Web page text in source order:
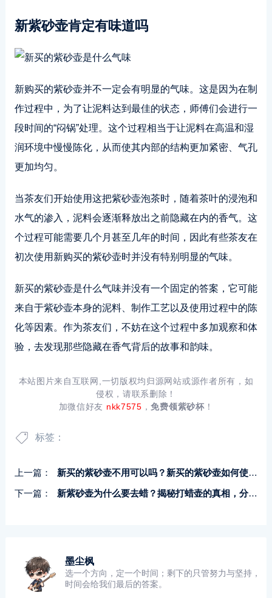
新紫砂壶肯定有味道吗
新购买的紫砂壶并不一定会有明显的气味。这是因为在制
作过程中，为了让泥料达到最佳的状态，师傅们会进行一
段时间的“闷锅”处理。这个过程相当于让泥料在高温和湿
润环境中慢慢陈化，从而使其内部的结构更加紧密、气孔
更加均匀。
当茶友们开始使用这把紫砂壶泡茶时，随着茶叶的浸泡和
水气的渗入，泥料会逐渐释放出之前隐藏在内的香气。这
个过程可能需要几个月甚至几年的时间，因此有些茶友在
初次使用新购买的紫砂壶时并没有特别明显的气味。
新买的紫砂壶是什么气味并没有一个固定的答案，它可能
来自于紫砂壶本身的泥料、制作工艺以及使用过程中的陈
化等因素。作为茶友们，不妨在这个过程中多加观察和体
验，去发现那些隐藏在香气背后的故事和韵味。
本站图片来自互联网,一切版权均归源网站或源作者所有，如
侵权，请联系删除！
加微信好友 nkk7575 ，免费领紫砂杯！
标签：
上一篇：
新买的紫砂壶不用可以吗？新买的紫砂壶如何使用？
下一篇：
新紫砂壶为什么要去蜡？揭秘打蜡壶的真相，分享安全去蜡方法！
墨尘枫
选一个方向，定一个时间；剩下的只管努力与坚持，
时间会给我们最后的答案。